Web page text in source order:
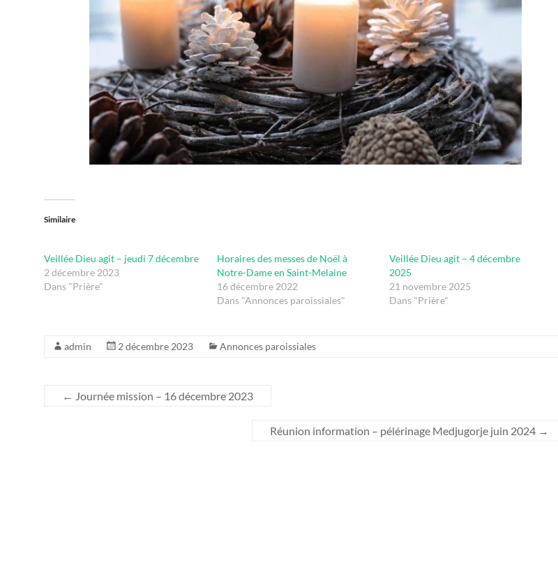
Similaire
Veillée Dieu agit – jeudi 7 décembre
2 décembre 2023
Dans "Prière"
Horaires des messes de Noël à
Notre-Dame en Saint-Melaine
16 décembre 2022
Dans "Annonces paroissiales"
Veillée Dieu agit – 4 décembre
2025
21 novembre 2025
Dans "Prière"
admin 2 décembre 2023 Annonces paroissiales
← Journée mission – 16 décembre 2023
Réunion information – pélérinage Medjugorje juin 2024 →